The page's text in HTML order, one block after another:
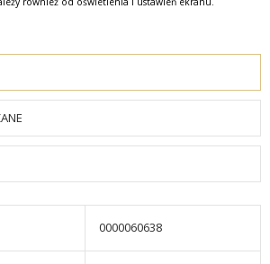
0000060638